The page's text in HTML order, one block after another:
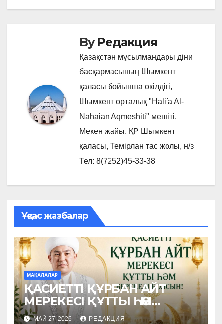
ByРедакция
Қазақстан мұсылмандары діни
басқармасының Шымкент
қаласы бойынша өкілдігі,
Шымкент орталық "Halifa Al-
Nahaian Aqmeshiti" мешіті.
Мекен жайы: ҚР Шымкент
қаласы, Темірлан тас жолы, н/з
Тел: 8(7252)45-33-38
Ұқсас жазбалар
МАҚАЛАЛАР
ҚАСИЕТТІ ҚҰРБАН АЙТ
МЕРЕКЕСІ ҚҰТТЫ ҺӘМ
БЕРЕКЕЛІ БОЛСЫН!
МАЙ 27, 2026 РЕДАКЦИЯ